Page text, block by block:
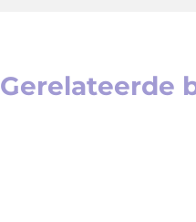
Gerelateerde